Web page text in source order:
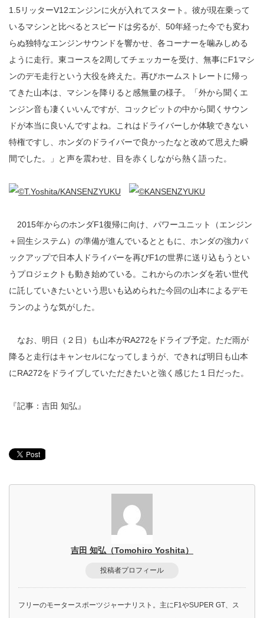
1.5リッターV12エンジンに火が入れてスタート。彼が現在乗って
いるマシンと比べるとスピードは劣るが、50年経った今でも変わ
らぬ独特なエンジンサウンドを響かせ、各コーナーを噛みしめる
ように走行。東コースを2周してチェッカーを受け、無事にF1マシ
ンのデモ走行という大役を終えた。再びホームストレートに帰っ
てきた山本は、マシンを降りると感無量の様子。「外から聞くエ
ンジン音も凄くいいんですが、コックピットの中から聞くサウン
ドが本当に良いんですよね。これはドライバーしか体験できない
特権ですし、ホンダのドライバーで良かったなと改めて思えた瞬
間でした。」と声を震わせ、目を赤くしながら熱く語った。
2015年からのホンダF1復帰に向け、パワーユニット（エンジン
＋回生システム）の準備が進んでいるとともに、ホンダの強力バ
ックアップで日本人ドライバーを再びF1の世界に送り込もうとい
うプロジェクトも動き始めている。これからのホンダを若い世代
に託していきたいという思いも込められた今回の山本によるデモ
ランのような気がした。
なお、明日（２日）も山本がRA272をドライブ予定。ただ雨が
降ると走行はキャンセルになってしまうが、できれば明日も山本
にRA272をドライブしていただきたいと強く感じた１日だった。
『記事：吉田 知弘』
吉田 知弘（Tomohiro Yoshita）
投稿者プロフィール
フリーのモータースポーツジャーナリスト。主にF1やSUPER GT、ス